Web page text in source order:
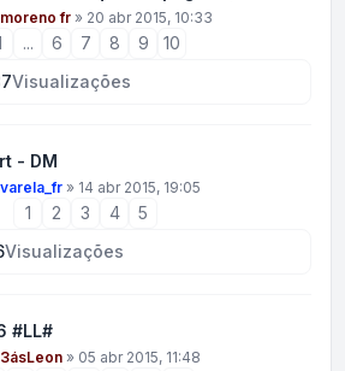
moreno fr » 20 abr 2015, 10:33
... 6 7 8 9
10
Visualizações
- DM
varela_fr » 14 abr 2015, 19:05
1 2 3 4
5
Visualizações
#LL#
3ásLeon » 05 abr 2015, 11:48